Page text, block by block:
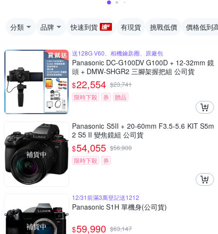
分類 品牌 快速到貨 有現貨 挑戰低價 價格低到
送128G V60、相機鑰匙圈、原廠包
Panasonic DC-G100DV G100D + 12-32mm 鏡
頭 + DMW-SHGR2 三腳架握把組 公司貨
$22,554 $23,741
限時下殺
券 贈品
補貨中
Panasonic S5II + 20-60mm F3.5-5.6 KIT S5m
2 S5 II 變焦鏡組 公司貨
$54,055 $56,900
限時下殺
券
補貨中
12/31前滿3萬登記送1212
Panasonic S1H 單機身(公司貨)
$59,990 $63,147